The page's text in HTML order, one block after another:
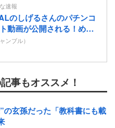
速報
のしげるさんのパチンコ
動画が公開される！めっ
な！！！
ンブル）
事もオススメ！
の玄孫だった「教科書にも載